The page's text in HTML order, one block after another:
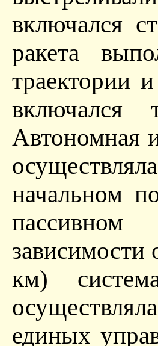
включался
ракета
траектории
включался
Автономная
начальном
пассивном
зависимости
км)
единых